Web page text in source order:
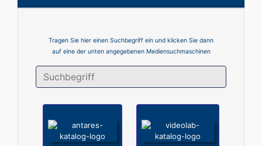
Tragen Sie hier einen Suchbegriff ein und klicken Sie dann
auf eine der unten angegebenen Mediensuchmaschinen